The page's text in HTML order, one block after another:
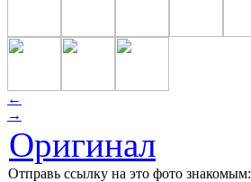
←
→
Оригинал
Отправь ссылку на это фото знакомым: